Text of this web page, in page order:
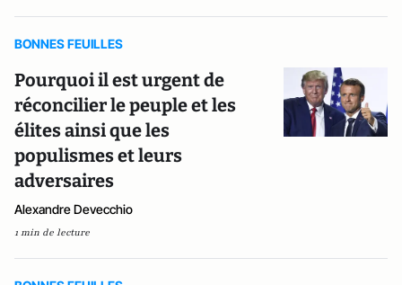
BONNES FEUILLES
Pourquoi il est urgent de
réconcilier le peuple et les
élites ainsi que les
populismes et leurs
adversaires
Alexandre Devecchio
1 min de lecture